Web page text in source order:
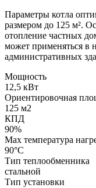
Параметры котла
размером до 125 м².
отопление частных
может применяться в
административных
Мощность
12,5 кВт
Ориентировочная
125 м2
КПД
90%
Max температура
90°С
Тип теплообменника
стальной
Тип установки